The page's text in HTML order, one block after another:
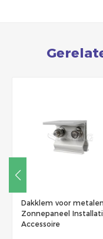
Dakklem voor
Zonnepaneel
Accessoire